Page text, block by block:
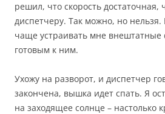
решил, что скорость
диспетчеру. Так можно, но нельзя.
чаще устраивать мне внештатные
готовым к ним.
Ухожу на разворот, и диспетчер
закончена, вышка идет спать. Я
на заходящее солнце – настолько